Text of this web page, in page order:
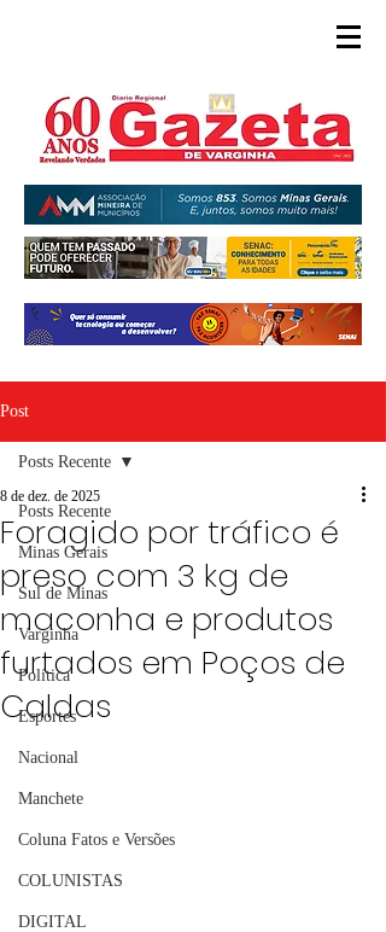
Post
Posts Recente
Minas Gerais
Sul de Minas
Varginha
Política
Esportes
Nacional
Manchete
Coluna Fatos e Versões
COLUNISTAS
DIGITAL
Posts Recente
Foragido por tráfico é
preso com 3 kg de
maconha e produtos
furtados em Poços de
Caldas
8 de dez. de 2025